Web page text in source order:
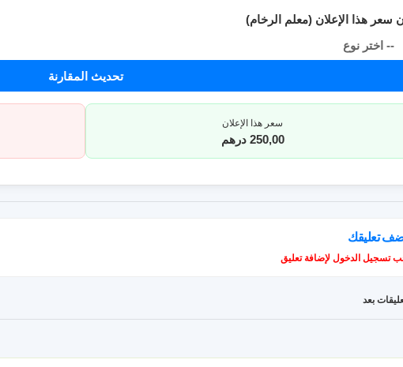
سعر هذا الإعلان (معلم الرخام)
-- اختر نوع
تحديث المقارنة
سعر هذا الإعلان
250,00 درهم
تعليقك
تسجيل الدخول لإضافة تعليق
بعد